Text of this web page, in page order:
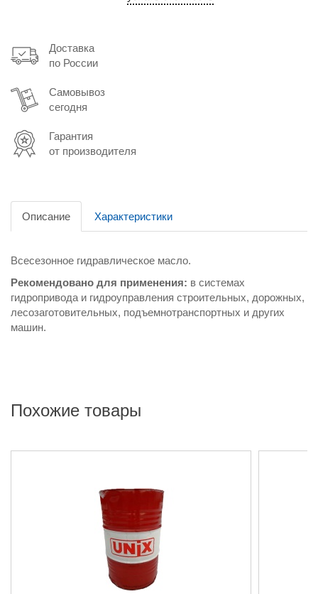
Доставка
по России
Самовывоз
сегодня
Гарантия
от производителя
Описание Характеристики
Всесезонное гидравлическое масло.
Рекомендовано для применения: в системах
гидропривода и гидроуправления строительных, дорожных,
лесозаготовительных, подъемнотранспортных и других
машин.
Похожие товары